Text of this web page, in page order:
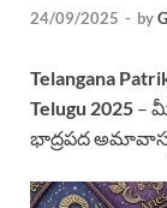
24/09/2025 - by
Telangana
Telugu 2025 –
భాద్రపద అమావాస్య